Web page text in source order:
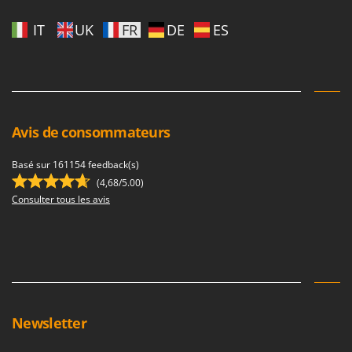
IT UK FR DE ES
Avis de consommateurs
Basé sur 161154 feedback(s)
(4,68/5.00)
Consulter tous les avis
Newsletter